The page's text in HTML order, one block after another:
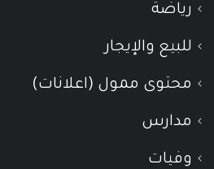
رياضة
للبيع والإيجار
محتوى ممول (اعلانات)
مدارس
وفيات